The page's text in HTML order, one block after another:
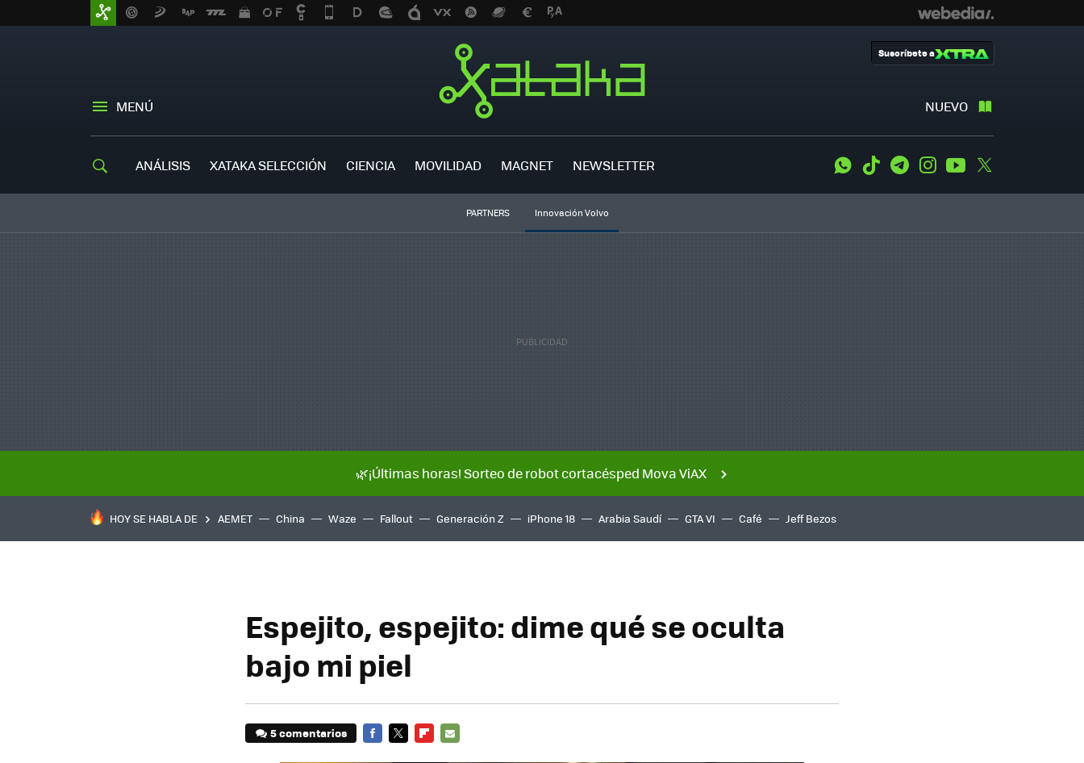
MENÚ NUEVO
Suscríbete a
ANÁLISIS XATAKA SELECCIÓN CIENCIA MOVILIDAD MAGNET NEWSLETTER WhatsApp
Tiktok TelegramInstagramYoutube
PARTNERS Innovación Volvo
🌿¡Últimas horas! Sorteo de robot cortacésped Mova ViAX
HOY SE HABLA DE AEMET China Waze Fallout Generación Z iPhone 18 Arabia Saudí GTA VI Café Jeff Bezos
Espejito, espejito: dime qué se oculta
bajo mi piel
5 comentarios